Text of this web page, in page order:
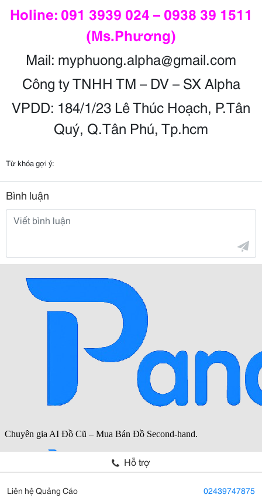
Holine: 091 3939 024 – 0938 39 1511
(Ms.Phương)
Mail: myphuong.alpha@gmail.com
Công ty TNHH TM – DV – SX Alpha
VPDD: 184/1/23 Lê Thúc Hoạch, P.Tân
Quý, Q.Tân Phú, Tp.hcm
Từ khóa gợi ý:
Bình luận
Hỗ trợ
Liên hệ Quảng Cáo 02439747875